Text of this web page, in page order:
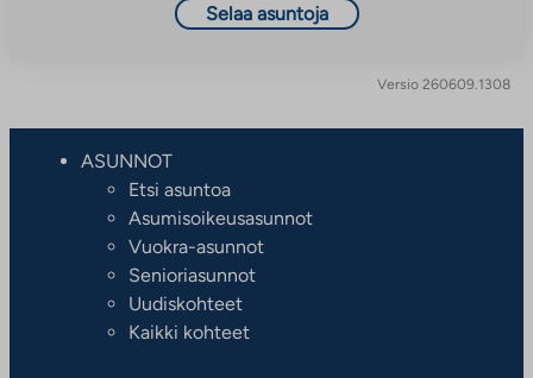
Selaa asuntoja
Versio 260609.1308
ASUNNOT
Etsi asuntoa
Asumisoikeusasunnot
Vuokra-asunnot
Senioriasunnot
Uudiskohteet
Kaikki kohteet